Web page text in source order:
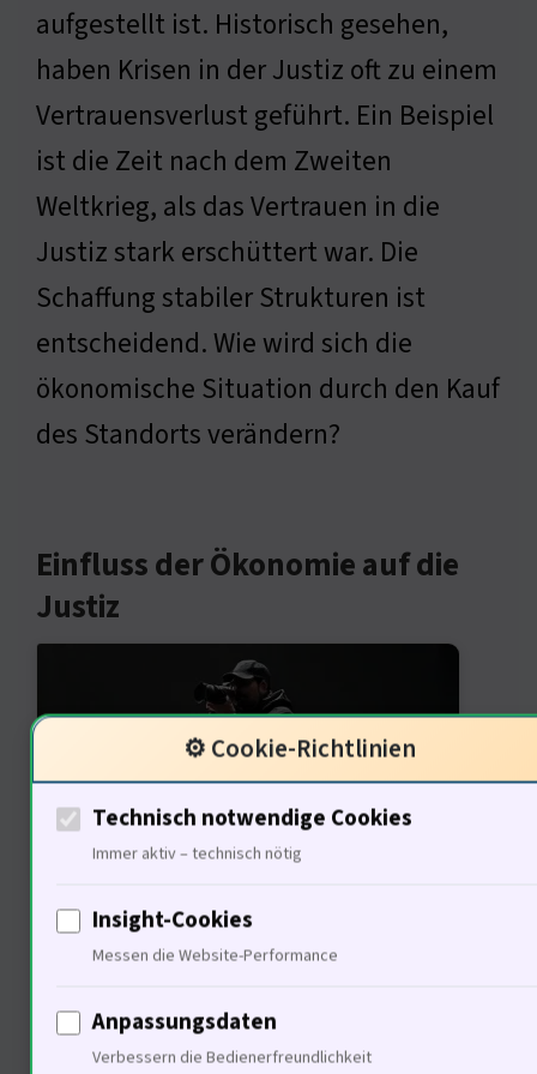
aufgestellt ist. Historisch gesehen,
haben Krisen in der Justiz oft zu einem
Vertrauensverlust geführt. Ein Beispiel
ist die Zeit nach dem Zweiten
Weltkrieg, als das Vertrauen in die
Justiz stark erschüttert war. Die
Schaffung stabiler Strukturen ist
entscheidend. Wie wird sich die
ökonomische Situation durch den Kauf
des Standorts verändern?
Einfluss der Ökonomie auf die
Justiz
Die ökonomischen Auswirkungen des
Kaufes sind enorm. 40% Einsparungen
Mietzahlungen. Dies stärkt die
⚙️ Cookie-Richtlinien
Technisch notwendige Cookies
Immer aktiv – technisch nötig
Insight-Cookies
Messen die Website-Performance
Anpassungsdaten
Verbessern die Bedienerfreundlichkeit